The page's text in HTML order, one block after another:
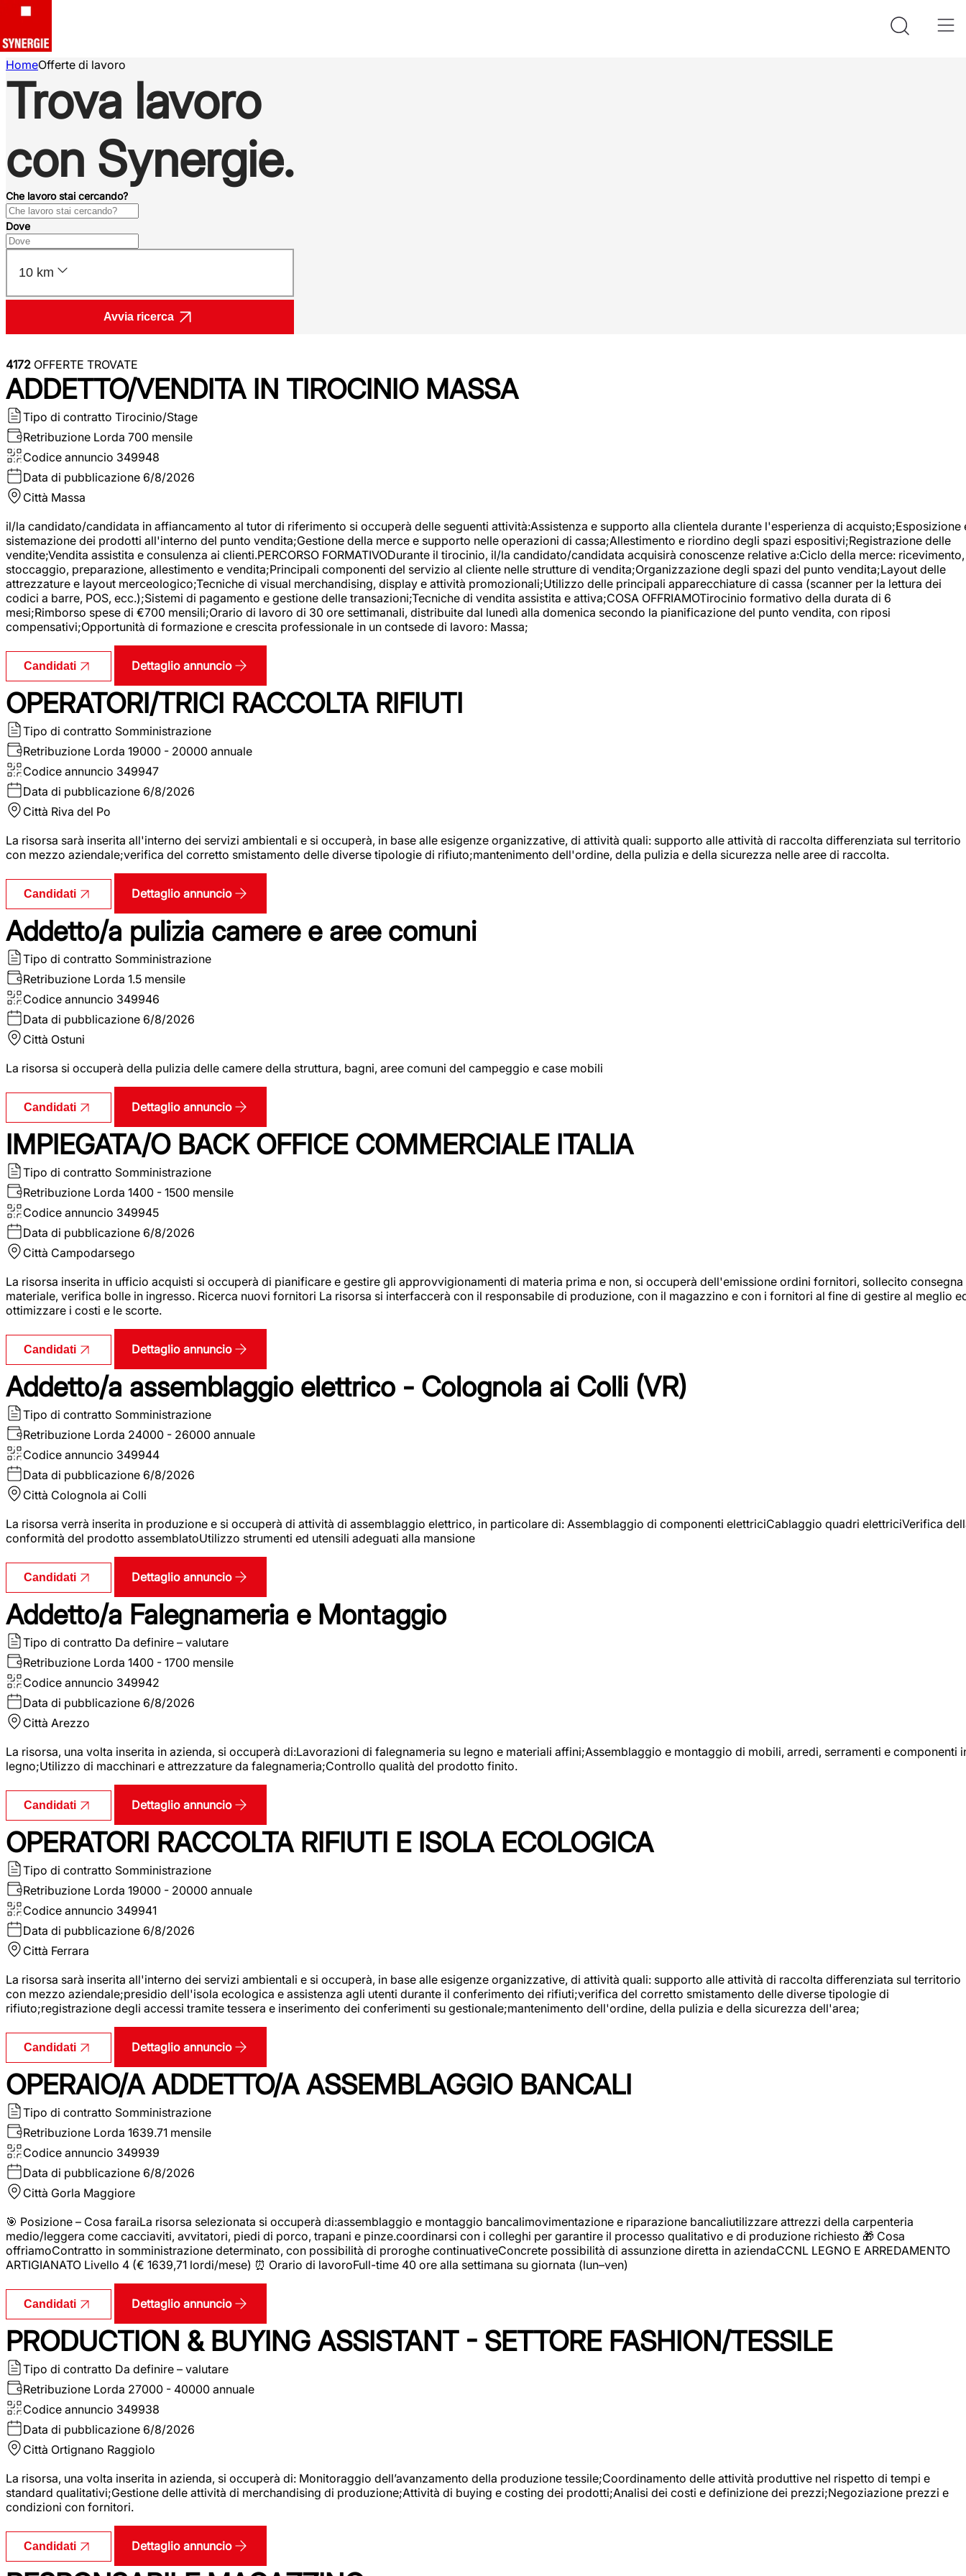
HomeOfferte di lavoro
Trova lavoro
con Synergie.
Che lavoro stai cercando?
Dove
10 km
Avvia ricerca
4172 OFFERTE TROVATE
ADDETTO/VENDITA IN TIROCINIO MASSA
Tipo di contratto Tirocinio/Stage
Retribuzione Lorda 700 mensile
Codice annuncio 349948
Data di pubblicazione 6/8/2026
Città Massa
il/la candidato/candidata in affiancamento al tutor di riferimento si occuperà delle seguenti attività:Assistenza e supporto alla clientela durante l'esperienza di acquisto;Esposizione
sistemazione dei prodotti all'interno del punto vendita;Gestione della merce e supporto nelle operazioni di cassa;Allestimento e riordino degli spazi espositivi;Registrazione delle
vendite;Vendita assistita e consulenza ai clienti.PERCORSO FORMATIVODurante il tirocinio, il/la candidato/candidata acquisirà conoscenze relative a:Ciclo della merce: ricevimento,
stoccaggio, preparazione, allestimento e vendita;Principali componenti del servizio al cliente nelle strutture di vendita;Organizzazione degli spazi del punto vendita;Layout delle
attrezzature e layout merceologico;Tecniche di visual merchandising, display e attività promozionali;Utilizzo delle principali apparecchiature di cassa (scanner per la lettura dei
codici a barre, POS, ecc.);Sistemi di pagamento e gestione delle transazioni;Tecniche di vendita assistita e attiva;COSA OFFRIAMOTirocinio formativo della durata di 6
mesi;Rimborso spese di €700 mensili;Orario di lavoro di 30 ore settimanali, distribuite dal lunedì alla domenica secondo la pianificazione del punto vendita, con riposi
compensativi;Opportunità di formazione e crescita professionale in un contsede di lavoro: Massa;
Candidati Dettaglio annuncio
OPERATORI/TRICI RACCOLTA RIFIUTI
Tipo di contratto Somministrazione
Retribuzione Lorda 19000 - 20000 annuale
Codice annuncio 349947
Data di pubblicazione 6/8/2026
Città Riva del Po
La risorsa sarà inserita all'interno dei servizi ambientali e si occuperà, in base alle esigenze organizzative, di attività quali: supporto alle attività di raccolta differenziata sul territorio
con mezzo aziendale;verifica del corretto smistamento delle diverse tipologie di rifiuto;mantenimento dell'ordine, della pulizia e della sicurezza nelle aree di raccolta.
Candidati Dettaglio annuncio
Addetto/a pulizia camere e aree comuni
Tipo di contratto Somministrazione
Retribuzione Lorda 1.5 mensile
Codice annuncio 349946
Data di pubblicazione 6/8/2026
Città Ostuni
La risorsa si occuperà della pulizia delle camere della struttura, bagni, aree comuni del campeggio e case mobili
Candidati Dettaglio annuncio
IMPIEGATA/O BACK OFFICE COMMERCIALE ITALIA
Tipo di contratto Somministrazione
Retribuzione Lorda 1400 - 1500 mensile
Codice annuncio 349945
Data di pubblicazione 6/8/2026
Città Campodarsego
La risorsa inserita in ufficio acquisti si occuperà di pianificare e gestire gli approvvigionamenti di materia prima e non, si occuperà dell'emissione ordini fornitori, sollecito consegna
materiale, verifica bolle in ingresso. Ricerca nuovi fornitori La risorsa si interfaccerà con il responsabile di produzione, con il magazzino e con i fornitori al fine di gestire al meglio
ottimizzare i costi e le scorte.
Candidati Dettaglio annuncio
Addetto/a assemblaggio elettrico - Colognola ai Colli (VR)
Tipo di contratto Somministrazione
Retribuzione Lorda 24000 - 26000 annuale
Codice annuncio 349944
Data di pubblicazione 6/8/2026
Città Colognola ai Colli
La risorsa verrà inserita in produzione e si occuperà di attività di assemblaggio elettrico, in particolare di: Assemblaggio di componenti elettriciCablaggio quadri elettriciVerifica
conformità del prodotto assemblatoUtilizzo strumenti ed utensili adeguati alla mansione
Candidati Dettaglio annuncio
Addetto/a Falegnameria e Montaggio
Tipo di contratto Da definire – valutare
Retribuzione Lorda 1400 - 1700 mensile
Codice annuncio 349942
Data di pubblicazione 6/8/2026
Città Arezzo
La risorsa, una volta inserita in azienda, si occuperà di:Lavorazioni di falegnameria su legno e materiali affini;Assemblaggio e montaggio di mobili, arredi, serramenti e componenti
legno;Utilizzo di macchinari e attrezzature da falegnameria;Controllo qualità del prodotto finito.
Candidati Dettaglio annuncio
OPERATORI RACCOLTA RIFIUTI E ISOLA ECOLOGICA
Tipo di contratto Somministrazione
Retribuzione Lorda 19000 - 20000 annuale
Codice annuncio 349941
Data di pubblicazione 6/8/2026
Città Ferrara
La risorsa sarà inserita all'interno dei servizi ambientali e si occuperà, in base alle esigenze organizzative, di attività quali: supporto alle attività di raccolta differenziata sul territorio
con mezzo aziendale;presidio dell'isola ecologica e assistenza agli utenti durante il conferimento dei rifiuti;verifica del corretto smistamento delle diverse tipologie di
rifiuto;registrazione degli accessi tramite tessera e inserimento dei conferimenti su gestionale;mantenimento dell'ordine, della pulizia e della sicurezza dell'area;
Candidati Dettaglio annuncio
OPERAIO/A ADDETTO/A ASSEMBLAGGIO BANCALI
Tipo di contratto Somministrazione
Retribuzione Lorda 1639.71 mensile
Codice annuncio 349939
Data di pubblicazione 6/8/2026
Città Gorla Maggiore
🎯 Posizione – Cosa faraiLa risorsa selezionata si occuperà di:assemblaggio e montaggio bancalimovimentazione e riparazione bancaliutilizzare attrezzi della carpenteria
medio/leggera come cacciaviti, avvitatori, piedi di porco, trapani e pinze.coordinarsi con i colleghi per garantire il processo qualitativo e di produzione richiesto 🎁 Cosa
offriamoContratto in somministrazione determinato, con possibilità di proroghe continuativeConcrete possibilità di assunzione diretta in aziendaCCNL LEGNO E ARREDAMENTO
ARTIGIANATO Livello 4 (€ 1639,71 lordi/mese) ⏰ Orario di lavoroFull-time 40 ore alla settimana su giornata (lun–ven)
Candidati Dettaglio annuncio
PRODUCTION & BUYING ASSISTANT - SETTORE FASHION/TESSILE
Tipo di contratto Da definire – valutare
Retribuzione Lorda 27000 - 40000 annuale
Codice annuncio 349938
Data di pubblicazione 6/8/2026
Città Ortignano Raggiolo
La risorsa, una volta inserita in azienda, si occuperà di: Monitoraggio dell’avanzamento della produzione tessile;Coordinamento delle attività produttive nel rispetto di tempi e
standard qualitativi;Gestione delle attività di merchandising di produzione;Attività di buying e costing dei prodotti;Analisi dei costi e definizione dei prezzi;Negoziazione prezzi e
condizioni con fornitori.
Candidati Dettaglio annuncio